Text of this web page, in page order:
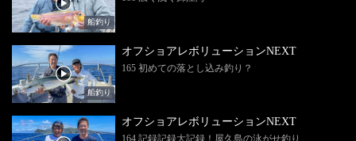
船釣り
船釣り
オフショアレボリューションNEXT
165 初めての落とし込み釣り？
オフショアレボリューションNEXT
164 記録記録大記録！屋久島の泳がせ釣り